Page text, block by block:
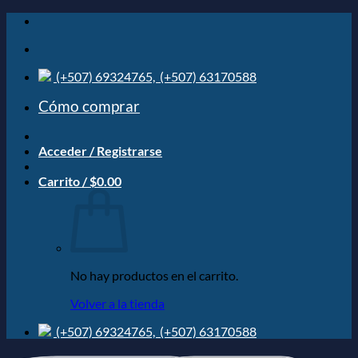
Saltar
contenido
(+507) 69324765, (+507) 63170588
Cómo comprar
Acceder / Registrarse
Carrito /$0.00
No hay productos en el carrito.
Volver a la tienda
(+507) 69324765, (+507) 63170588